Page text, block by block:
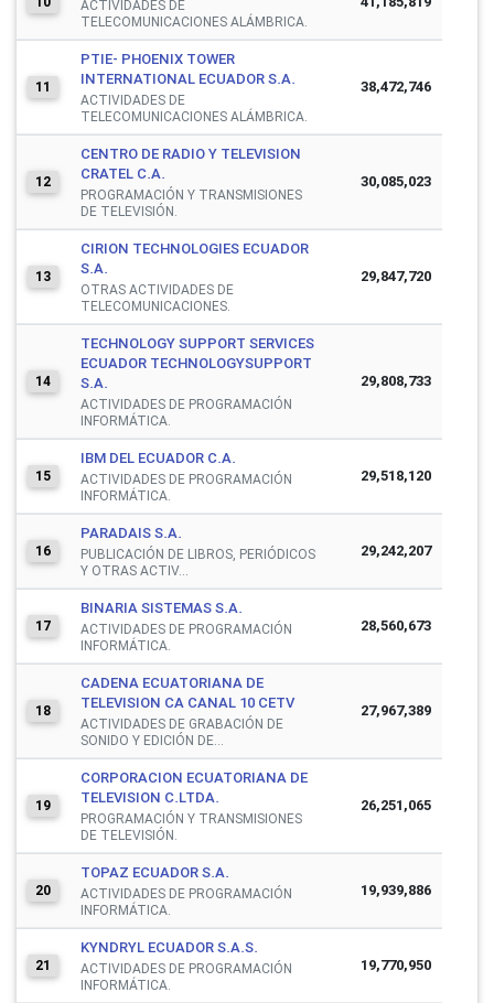
ACTIVIDADES DE
TELECOMUNICACIONES ALÁMBRICA.
11
PTIE- PHOENIX TOWER
INTERNATIONAL ECUADOR S.A.
ACTIVIDADES DE
TELECOMUNICACIONES ALÁMBRICA.
38,472,746
12
CENTRO DE RADIO Y TELEVISION
CRATEL C.A.
PROGRAMACIÓN Y TRANSMISIONES
DE TELEVISIÓN.
30,085,023
13
CIRION TECHNOLOGIES ECUADOR
S.A.
OTRAS ACTIVIDADES DE
TELECOMUNICACIONES.
29,847,720
14
TECHNOLOGY SUPPORT SERVICES
ECUADOR TECHNOLOGYSUPPORT
S.A.
ACTIVIDADES DE PROGRAMACIÓN
INFORMÁTICA.
29,808,733
15
IBM DEL ECUADOR C.A.
ACTIVIDADES DE PROGRAMACIÓN
INFORMÁTICA.
29,518,120
16
PARADAIS S.A.
PUBLICACIÓN DE LIBROS, PERIÓDICOS
Y OTRAS ACTIV...
29,242,207
17
BINARIA SISTEMAS S.A.
ACTIVIDADES DE PROGRAMACIÓN
INFORMÁTICA.
28,560,673
18
CADENA ECUATORIANA DE
TELEVISION CA CANAL 10 CETV
ACTIVIDADES DE GRABACIÓN DE
SONIDO Y EDICIÓN DE...
27,967,389
19
CORPORACION ECUATORIANA DE
TELEVISION C.LTDA.
PROGRAMACIÓN Y TRANSMISIONES
DE TELEVISIÓN.
26,251,065
20
TOPAZ ECUADOR S.A.
ACTIVIDADES DE PROGRAMACIÓN
INFORMÁTICA.
19,939,886
21
KYNDRYL ECUADOR S.A.S.
ACTIVIDADES DE PROGRAMACIÓN
INFORMÁTICA.
19,770,950